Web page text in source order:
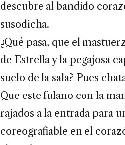
descubre al bandido
susodicha.
¿Qué pasa, que el
de Estrella y la pegajosa
suelo de la sala? Pues
Que este fulano con la
rajados a la entrada para
coreografiable en el